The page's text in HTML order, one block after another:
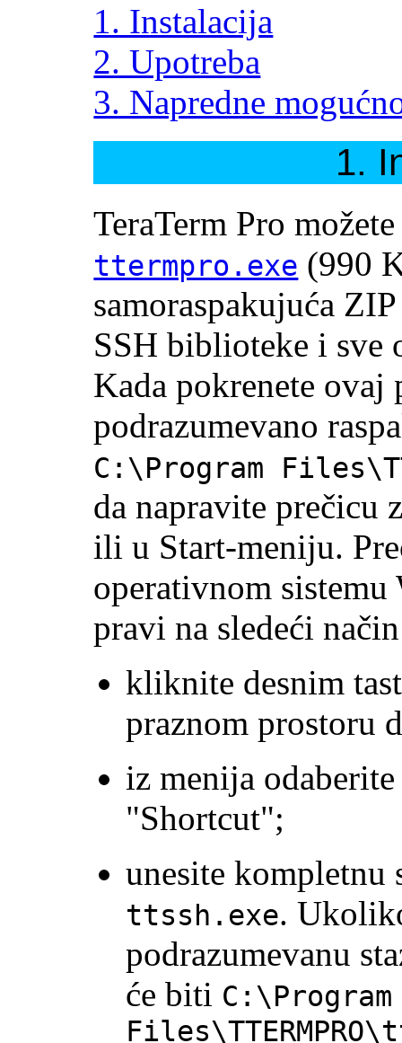
1. Instalacija
2. Upotreba
3. Napredne
1.
TeraTerm Pro
ttermpro.exe (990
samoraspakujuća
SSH biblioteke i sve
Kada pokrenete ovaj
podrazumevano
C:\Program
da napravite prečicu
ili u Start-meniju.
operativnom
pravi na sledeći
kliknite desnim
praznom prostoru
iz menija
"Shortcut";
unesite kompletnu
ttssh.exe.
podrazumevanu
će biti C:\Program